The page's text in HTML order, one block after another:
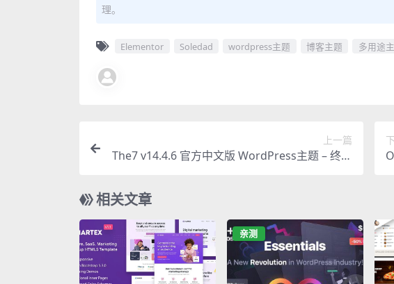
理。
Elementor Soledad wordpress主题 博客主题 多用途
上一篇
The7 v14.4.6 官方中文版 WordPress主题 – 终极
相关文章
亲测